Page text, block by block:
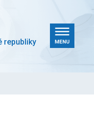
republiky